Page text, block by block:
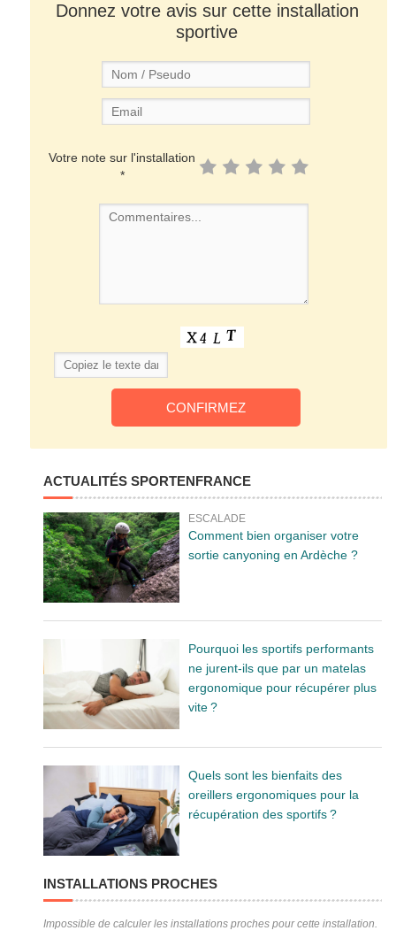
Donnez votre avis sur cette installation
sportive
Votre note sur l'installation
*
ACTUALITÉS SPORTENFRANCE
ESCALADE
Comment bien organiser votre
sortie canyoning en Ardèche ?
Pourquoi les sportifs performants
ne jurent-ils que par un matelas
ergonomique pour récupérer plus
vite ?
Quels sont les bienfaits des
oreillers ergonomiques pour la
récupération des sportifs ?
INSTALLATIONS PROCHES
Impossible de calculer les installations proches pour cette installation.